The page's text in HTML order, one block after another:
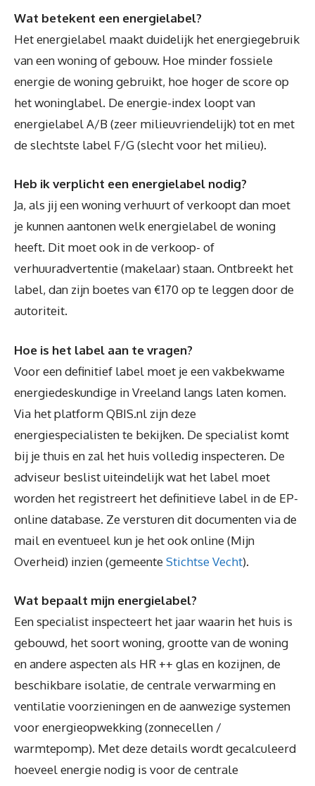
Wat betekent een energielabel?
Het energielabel maakt duidelijk het energiegebruik
van een woning of gebouw. Hoe minder fossiele
energie de woning gebruikt, hoe hoger de score op
het woninglabel. De energie-index loopt van
energielabel A/B (zeer milieuvriendelijk) tot en met
de slechtste label F/G (slecht voor het milieu).
Heb ik verplicht een energielabel nodig?
Ja, als jij een woning verhuurt of verkoopt dan moet
je kunnen aantonen welk energielabel de woning
heeft. Dit moet ook in de verkoop- of
verhuuradvertentie (makelaar) staan. Ontbreekt het
label, dan zijn boetes van €170 op te leggen door de
autoriteit.
Hoe is het label aan te vragen?
Voor een definitief label moet je een vakbekwame
energiedeskundige in Vreeland langs laten komen.
Via het platform QBIS.nl zijn deze
energiespecialisten te bekijken. De specialist komt
bij je thuis en zal het huis volledig inspecteren. De
adviseur beslist uiteindelijk wat het label moet
worden het registreert het definitieve label in de EP-
online database. Ze versturen dit documenten via de
mail en eventueel kun je het ook online (Mijn
Overheid) inzien (gemeenteStichtse Vecht).
Wat bepaalt mijn energielabel?
Een specialist inspecteert het jaar waarin het huis is
gebouwd, het soort woning, grootte van de woning
en andere aspecten als HR ++ glas en kozijnen, de
beschikbare isolatie, de centrale verwarming en
ventilatie voorzieningen en de aanwezige systemen
voor energieopwekking (zonnecellen /
warmtepomp). Met deze details wordt gecalculeerd
hoeveel energie nodig is voor de centrale